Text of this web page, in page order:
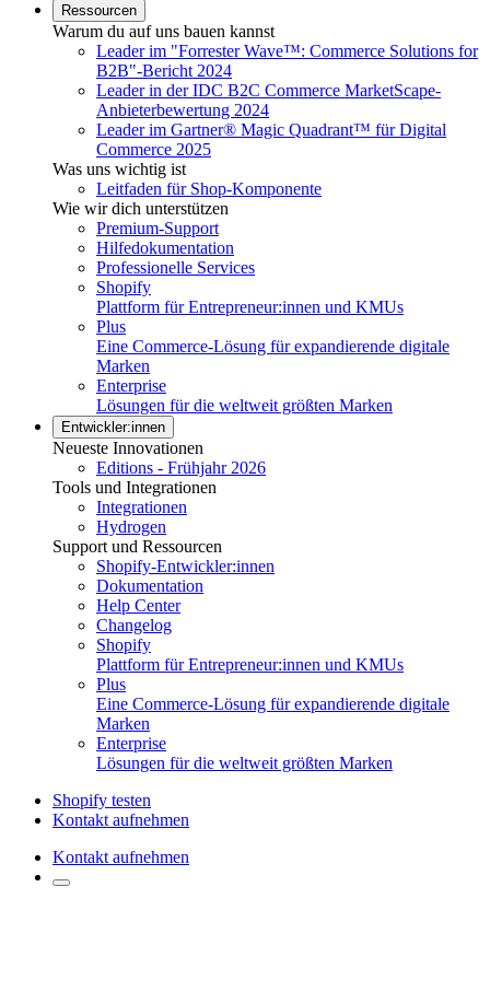
Ressourcen
Warum du auf uns bauen kannst
Leader im "Forrester Wave™: Commerce Solutions for
B2B"-Bericht 2024
Leader in der IDC B2C Commerce MarketScape-
Anbieterbewertung 2024
Leader im Gartner® Magic Quadrant™ für Digital
Commerce 2025
Was uns wichtig ist
Leitfaden für Shop-Komponente
Wie wir dich unterstützen
Premium-Support
Hilfedokumentation
Professionelle Services
Shopify
Plattform für Entrepreneur:innen und KMUs
Plus
Eine Commerce-Lösung für expandierende digitale
Marken
Enterprise
Lösungen für die weltweit größten Marken
Entwickler:innen
Neueste Innovationen
Editions - Frühjahr 2026
Tools und Integrationen
Integrationen
Hydrogen
Support und Ressourcen
Shopify-Entwickler:innen
Dokumentation
Help Center
Changelog
Shopify
Plattform für Entrepreneur:innen und KMUs
Plus
Eine Commerce-Lösung für expandierende digitale
Marken
Enterprise
Lösungen für die weltweit größten Marken
Shopify testen
Kontakt aufnehmen
Kontakt aufnehmen